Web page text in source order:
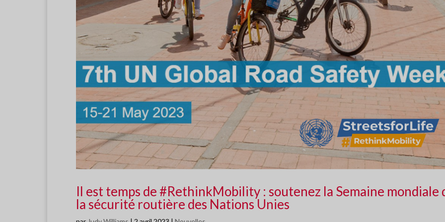
Il est temps de #RethinkMobility : soutenez la Semaine mondiale
la sécurité routière des Nations Unies